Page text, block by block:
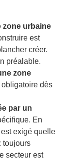
zone urbaine
est
créer.
préalable.
zone
obligatoire dès
par un
En
exigé quelle
toujours
secteur est